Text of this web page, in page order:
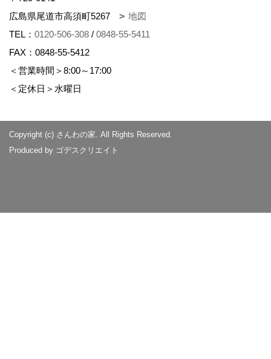
広島県尾道市高須町5267
地図
TEL： 0120-506-308 / 0848-55-5411
FAX：0848-55-5412
＜営業時間＞8:00～17:00
＜定休日＞水曜日
Copyright (c) さんわの家. All Rights Reserved.
Produced by ゴデスクリエイト